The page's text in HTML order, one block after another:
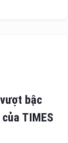
bậc
TIMES